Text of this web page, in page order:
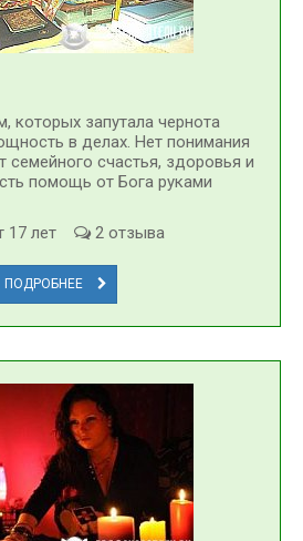
запутала чернота
в делах. Нет понимания
семейного счастья, здоровья и
помощь от Бога руками
17 лет 2 отзыва
ПОДРОБНЕЕ